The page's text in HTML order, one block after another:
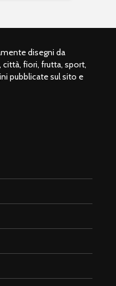
disegni da
città, fiori, frutta, sport,
pubblicate sul sito e